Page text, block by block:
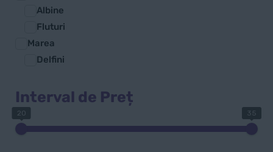
Albine
Fluturi
Marea
Delfini
Interval de Preț
20 35